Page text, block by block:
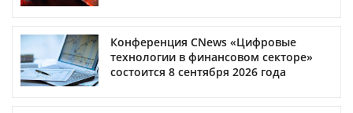
Конференция CNews «Цифровые
технологии в финансовом секторе»
состоится 8 сентября 2026 года